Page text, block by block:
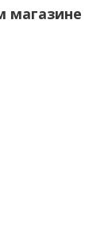
магазине